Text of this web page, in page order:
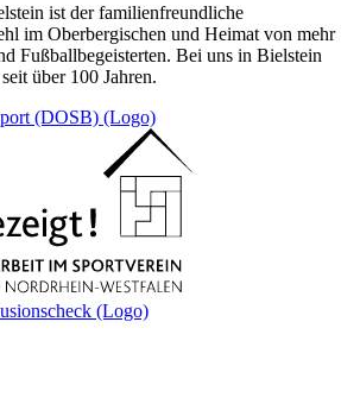
ist der familienfreundliche
im Oberbergischen und Heimat von mehr
Fußballbegeisterten. Bei uns in Bielstein
über 100 Jahren.